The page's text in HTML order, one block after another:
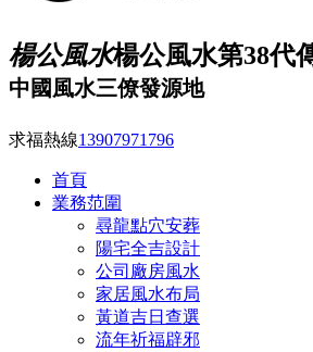
楊公風水楊公風水第38代
中國風水三僚發源地
求福熱線13907971796
首頁
業務范圍
尋龍點穴安葬
陽宅全吉設計
公司廠房風水
家居風水布局
黃道吉日查選
流年祈福辟邪